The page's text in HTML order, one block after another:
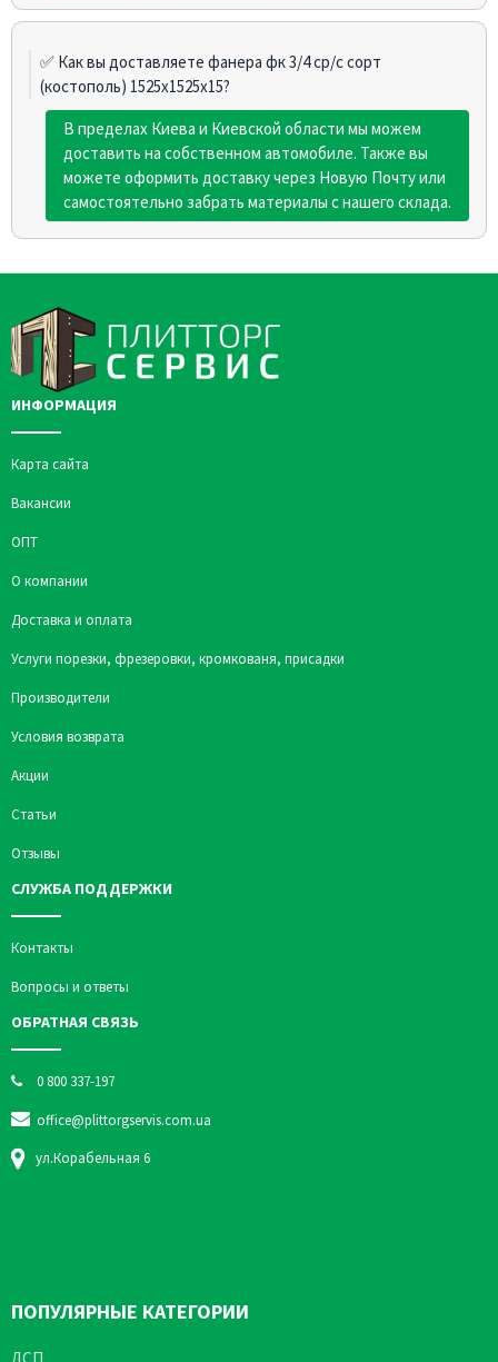
✅ Как вы доставляете фанера фк 3/4 ср/с сорт
(костополь) 1525х1525х15?
В пределах Киева и Киевской области мы можем
доставить на собственном автомобиле. Также вы
можете оформить доставку через Новую Почту или
самостоятельно забрать материалы с нашего склада.
ИНФОРМАЦИЯ
Карта сайта
Вакансии
ОПТ
О компании
Доставка и оплата
Услуги порезки, фрезеровки, кромкованя, присадки
Производители
Условия возврата
Акции
Статьи
Отзывы
СЛУЖБА ПОДДЕРЖКИ
Контакты
Вопросы и ответы
ОБРАТНАЯ СВЯЗЬ
0 800 337-197
office@plittorgservis.com.ua
ул.Корабельная 6
ПОПУЛЯРНЫЕ КАТЕГОРИИ